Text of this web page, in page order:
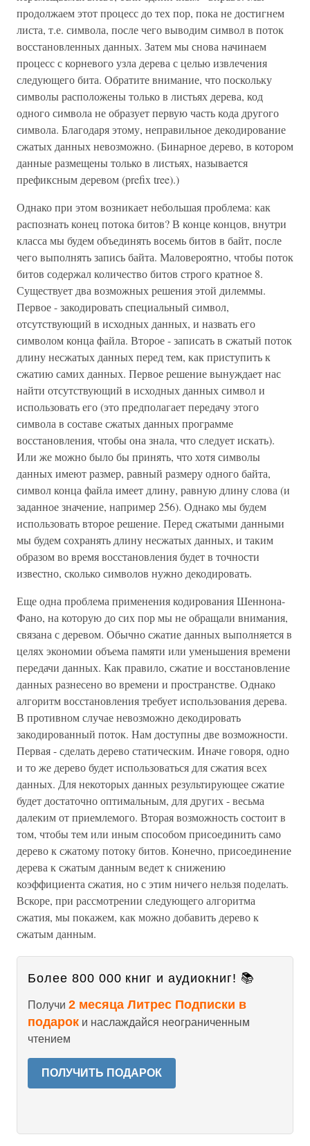
продолжаем этот процесс до тех пор, пока не достигнем
листа, т.е. символа, после чего выводим символ в поток
восстановленных данных. Затем мы снова начинаем
процесс с корневого узла дерева с целью извлечения
следующего бита. Обратите внимание, что поскольку
символы расположены только в листьях дерева, код
одного символа не образует первую часть кода другого
символа. Благодаря этому, неправильное декодирование
сжатых данных невозможно. (Бинарное дерево, в котором
данные размещены только в листьях, называется
префиксным деревом (prefix tree).)
Однако при этом возникает небольшая проблема: как
распознать конец потока битов? В конце концов, внутри
класса мы будем объединять восемь битов в байт, после
чего выполнять запись байта. Маловероятно, чтобы поток
битов содержал количество битов строго кратное 8.
Существует два возможных решения этой дилеммы.
Первое - закодировать специальный символ,
отсутствующий в исходных данных, и назвать его
символом конца файла. Второе - записать в сжатый поток
длину несжатых данных перед тем, как приступить к
сжатию самих данных. Первое решение вынуждает нас
найти отсутствующий в исходных данных символ и
использовать его (это предполагает передачу этого
символа в составе сжатых данных программе
восстановления, чтобы она знала, что следует искать).
Или же можно было бы принять, что хотя символы
данных имеют размер, равный размеру одного байта,
символ конца файла имеет длину, равную длину слова (и
заданное значение, например 256). Однако мы будем
использовать второе решение. Перед сжатыми данными
мы будем сохранять длину несжатых данных, и таким
образом во время восстановления будет в точности
известно, сколько символов нужно декодировать.
Еще одна проблема применения кодирования Шеннона-
Фано, на которую до сих пор мы не обращали внимания,
связана с деревом. Обычно сжатие данных выполняется в
целях экономии объема памяти или уменьшения времени
передачи данных. Как правило, сжатие и восстановление
данных разнесено во времени и пространстве. Однако
алгоритм восстановления требует использования дерева.
В противном случае невозможно декодировать
закодированный поток. Нам доступны две возможности.
Первая - сделать дерево статическим. Иначе говоря, одно
и то же дерево будет использоваться для сжатия всех
данных. Для некоторых данных результирующее сжатие
будет достаточно оптимальным, для других - весьма
далеким от приемлемого. Вторая возможность состоит в
том, чтобы тем или иным способом присоединить само
дерево к сжатому потоку битов. Конечно, присоединение
дерева к сжатым данным ведет к снижению
коэффициента сжатия, но с этим ничего нельзя поделать.
Вскоре, при рассмотрении следующего алгоритма
сжатия, мы покажем, как можно добавить дерево к
сжатым данным.
Более 800 000 книг и аудиокниг! 📚
Получи 2 месяца Литрес Подписки в
подарок и наслаждайся неограниченным
чтением
ПОЛУЧИТЬ ПОДАРОК